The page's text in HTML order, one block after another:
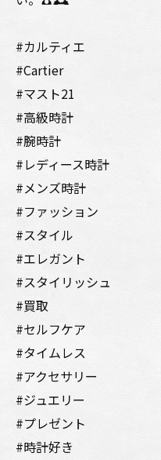
#カルティエ
#Cartier
#マスト21
#高級時計
#腕時計
#レディース時計
#メンズ時計
#ファッション
#スタイル
#エレガント
#スタイリッシュ
#買取
#セルフケア
#タイムレス
#アクセサリー
#ジュエリー
#プレゼント
#時計好き